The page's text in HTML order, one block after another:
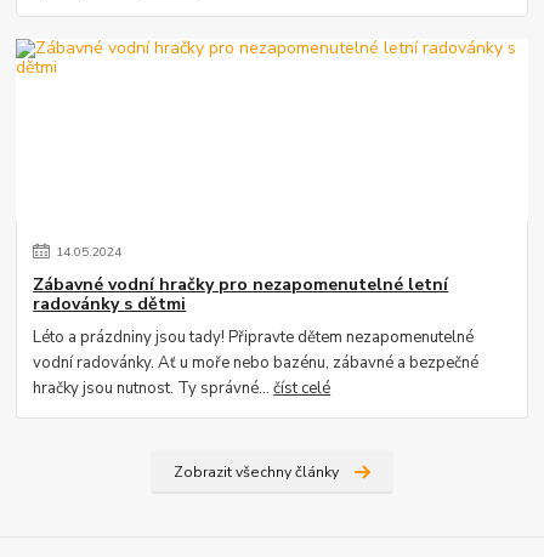
14.05.2024
Zábavné vodní hračky pro nezapomenutelné letní
radovánky s dětmi
Léto a prázdniny jsou tady! Připravte dětem nezapomenutelné
vodní radovánky. Ať u moře nebo bazénu, zábavné a bezpečné
hračky jsou nutnost. Ty správné...číst celé
Zobrazit všechny články